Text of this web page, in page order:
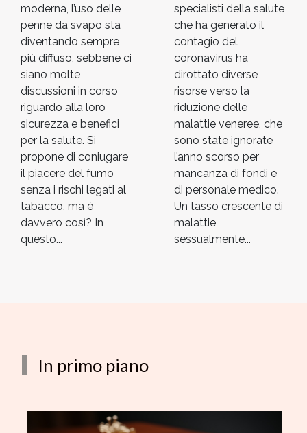
moderna, l’uso delle
penne da svapo sta
diventando sempre
più diffuso, sebbene ci
siano molte
discussioni in corso
riguardo alla loro
sicurezza e benefici
per la salute. Si
propone di coniugare
il piacere del fumo
senza i rischi legati al
tabacco, ma è
davvero così? In
questo...
specialisti della salute
che ha generato il
contagio del
coronavirus ha
dirottato diverse
risorse verso la
riduzione delle
malattie veneree, che
sono state ignorate
l’anno scorso per
mancanza di fondi e
di personale medico.
Un tasso crescente di
malattie
sessualmente...
In primo piano